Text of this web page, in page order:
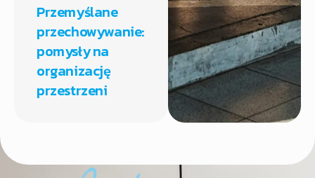
Przemyślane
przechowywanie:
pomysły na
organizację
przestrzeni